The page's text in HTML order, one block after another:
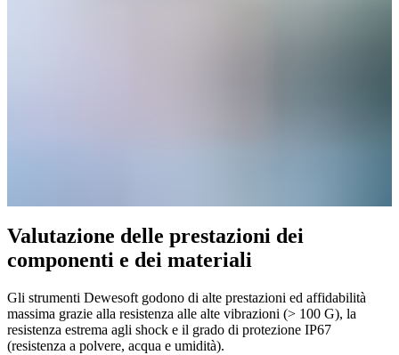
Valutazione delle prestazioni dei
componenti e dei materiali
Gli strumenti Dewesoft godono di alte prestazioni ed affidabilità
massima grazie alla resistenza alle alte vibrazioni (> 100 G), la
resistenza estrema agli shock e il grado di protezione IP67
(resistenza a polvere, acqua e umidità).